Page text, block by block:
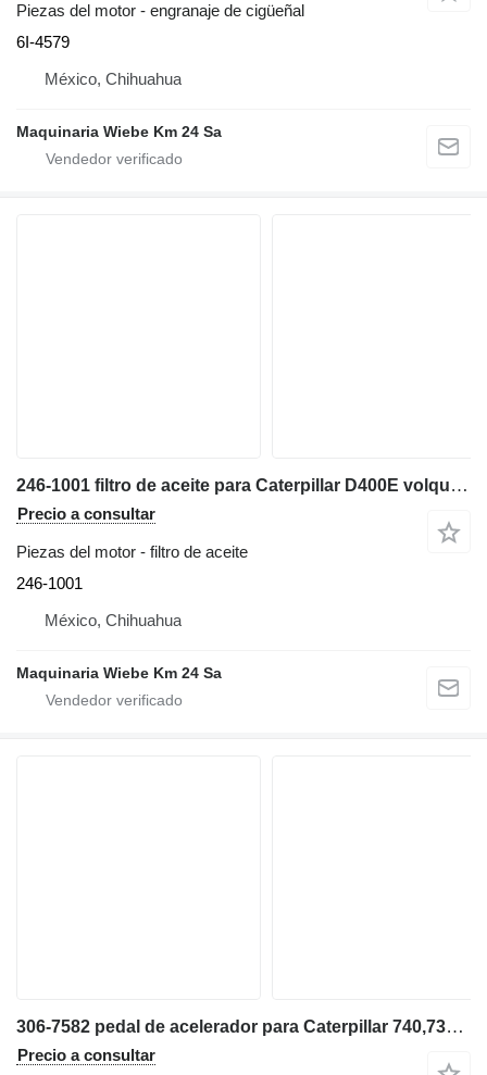
Piezas del motor - engranaje de cigüeñal
6I-4579
México, Chihuahua
Maquinaria Wiebe Km 24 Sa
246-1001 filtro de aceite para Caterpillar D400E volquete articulado
Precio a consultar
Piezas del motor - filtro de aceite
246-1001
México, Chihuahua
Maquinaria Wiebe Km 24 Sa
306-7582 pedal de acelerador para Caterpillar 740,735,730,725 volquete articulado
Precio a consultar